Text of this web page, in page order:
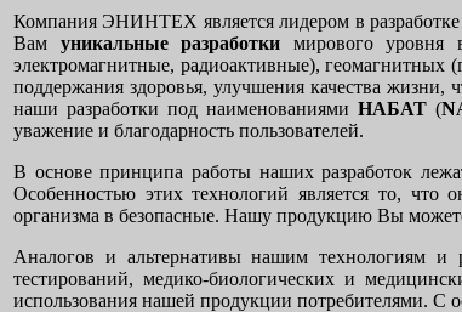
Компания ЭНИНТЕХ является лидером в
Вам уникальные разработки мирового уровня
электромагнитные, радиоактивные), геомагнитных
поддержания здоровья, улучшения качества жизни,
наши разработки под наименованиями НАБАТ(
уважение и благодарность пользователей.
В основе принципа работы наших разработок
Особенностью этих технологий является то, что
организма в безопасные. Нашу продукцию Вы
Аналогов и альтернативы нашим технологиям и
тестирований, медико-биологических и
использования нашей продукции потребителями. С